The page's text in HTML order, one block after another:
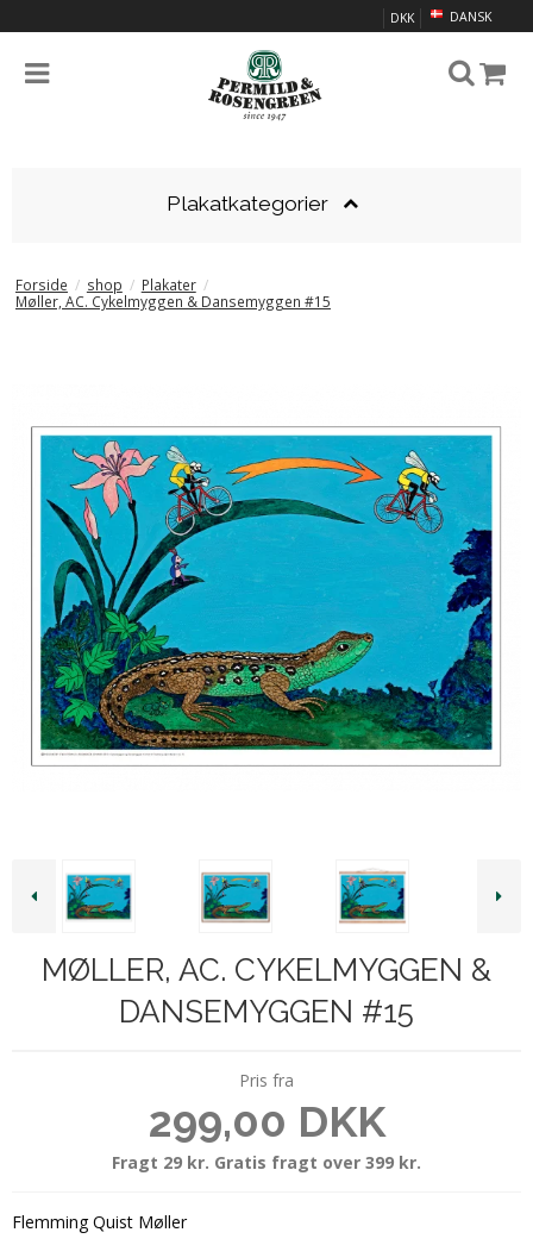
DANSK
DKK
Plakatkategorier
Forside / shop / Plakater /
Møller, AC. Cykelmyggen & Dansemyggen #15
MØLLER, AC. CYKELMYGGEN &
DANSEMYGGEN #15
Pris fra
299,00 DKK
Fragt 29 kr. Gratis fragt over 399 kr.
Flemming Quist Møller